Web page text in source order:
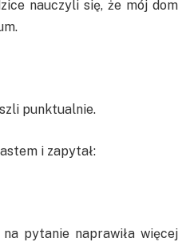
nauczyli się, że mój dom
punktualnie.
i zapytał:
pytanie naprawiła więcej